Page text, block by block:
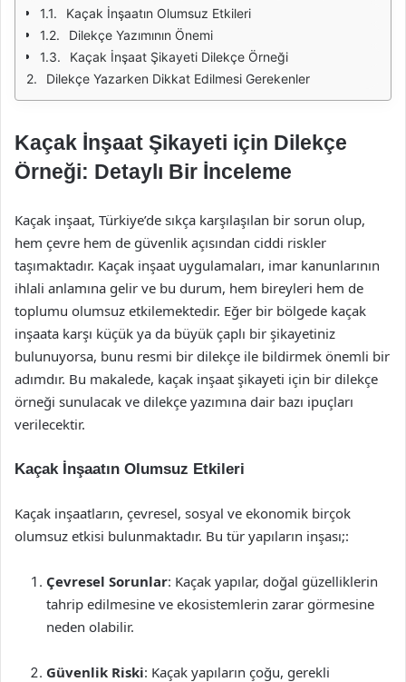
Kaçak İnşaatın Olumsuz Etkileri
Dilekçe Yazımının Önemi
Kaçak İnşaat Şikayeti Dilekçe Örneği
Dilekçe Yazarken Dikkat Edilmesi Gerekenler
Kaçak İnşaat Şikayeti için Dilekçe
Örneği: Detaylı Bir İnceleme
Kaçak inşaat, Türkiye’de sıkça karşılaşılan bir sorun olup,
hem çevre hem de güvenlik açısından ciddi riskler
taşımaktadır. Kaçak inşaat uygulamaları, imar kanunlarının
ihlali anlamına gelir ve bu durum, hem bireyleri hem de
toplumu olumsuz etkilemektedir. Eğer bir bölgede kaçak
inşaata karşı küçük ya da büyük çaplı bir şikayetiniz
bulunuyorsa, bunu resmi bir dilekçe ile bildirmek önemli bir
adımdır. Bu makalede, kaçak inşaat şikayeti için bir dilekçe
örneği sunulacak ve dilekçe yazımına dair bazı ipuçları
verilecektir.
Kaçak İnşaatın Olumsuz Etkileri
Kaçak inşaatların, çevresel, sosyal ve ekonomik birçok
olumsuz etkisi bulunmaktadır. Bu tür yapıların inşası;:
Çevresel Sorunlar: Kaçak yapılar, doğal güzelliklerin
tahrip edilmesine ve ekosistemlerin zarar görmesine
neden olabilir.
Güvenlik Riski: Kaçak yapıların çoğu, gerekli